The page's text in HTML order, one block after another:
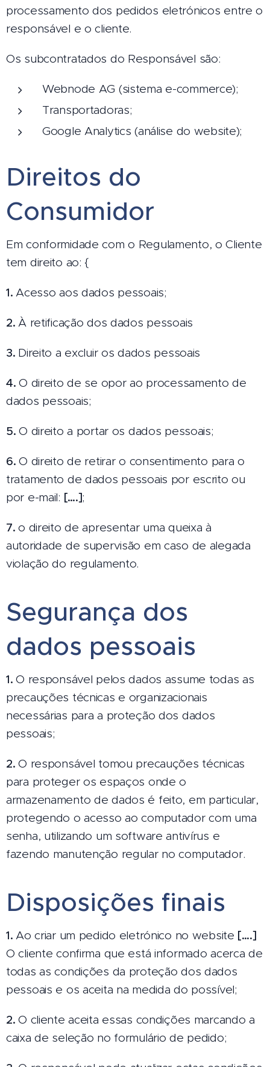
processamento dos pedidos eletrónicos entre o
responsável e o cliente.
Os subcontratados do Responsável são:
Webnode AG (sistema e-commerce);
Transportadoras;
Google Analytics (análise do website);
Direitos do
Consumidor
Em conformidade com o Regulamento, o Cliente
tem direito ao: {
1.Acesso aos dados pessoais;
2.À retificação dos dados pessoais
3. Direito a excluir os dados pessoais
4.O direito de se opor ao processamento de
dados pessoais;
5.O direito a portar os dados pessoais;
6.O direito de retirar o consentimento para o
tratamento de dados pessoais por escrito ou
por e-mail: [….];
7.o direito de apresentar uma queixa à
autoridade de supervisão em caso de alegada
violação do regulamento.
Segurança dos
dados pessoais
1.O responsável pelos dados assume todas as
precauções técnicas e organizacionais
necessárias para a proteção dos dados
pessoais;
2.O responsável tomou precauções técnicas
para proteger os espaços onde o
armazenamento de dados é feito, em particular,
protegendo o acesso ao computador com uma
senha, utilizando um software antivírus e
fazendo manutenção regular no computador.
Disposições finais
1.Ao criar um pedido eletrónico no website [….]
O cliente confirma que está informado acerca de
todas as condições da proteção dos dados
pessoais e os aceita na medida do possível;
2.O cliente aceita essas condições marcando a
caixa de seleção no formulário de pedido;